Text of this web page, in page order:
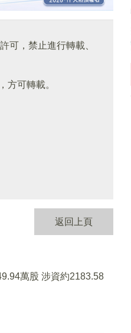
可，禁止進行轉載、
方可轉載。
返回上頁
萬股 涉資約2183.58